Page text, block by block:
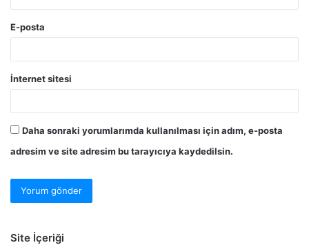
E-posta
İnternet sitesi
Daha sonraki yorumlarımda kullanılması için adım, e-posta
adresim ve site adresim bu tarayıcıya kaydedilsin.
Site İçeriği